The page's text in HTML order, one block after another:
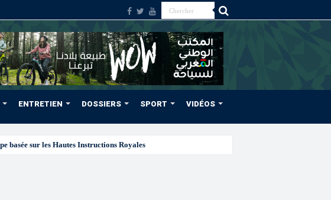
ENTRETIEN DOSSIERS SPORT VIDÉOS